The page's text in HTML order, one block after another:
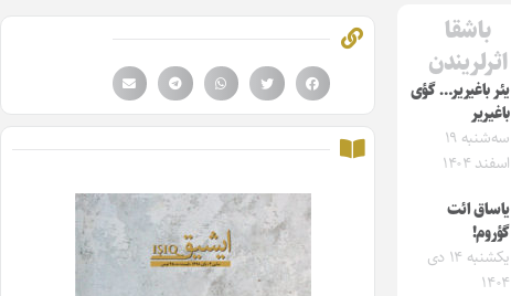
باشقا
اثرلریندن
یئر باغیریر… گؤی
باغیریر
سه‌شنبه ۱۹
اسفند ۱۴۰۴
یاساق ائت
گؤروم!
یکشنبه ۱۴ دی
۱۴۰۴